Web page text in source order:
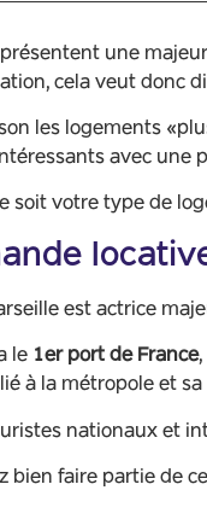
une
cela veut donc
les logements
avec une
soit votre type de
est actrice
le 1er port de France,
à la métropole et sa
nationaux et
bien faire partie de